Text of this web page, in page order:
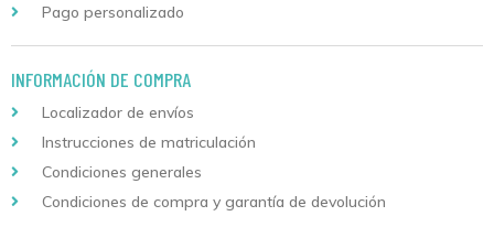
Pago personalizado
INFORMACIÓN DE COMPRA
Localizador de envíos
Instrucciones de matriculación
Condiciones generales
Condiciones de compra y garantía de devolución